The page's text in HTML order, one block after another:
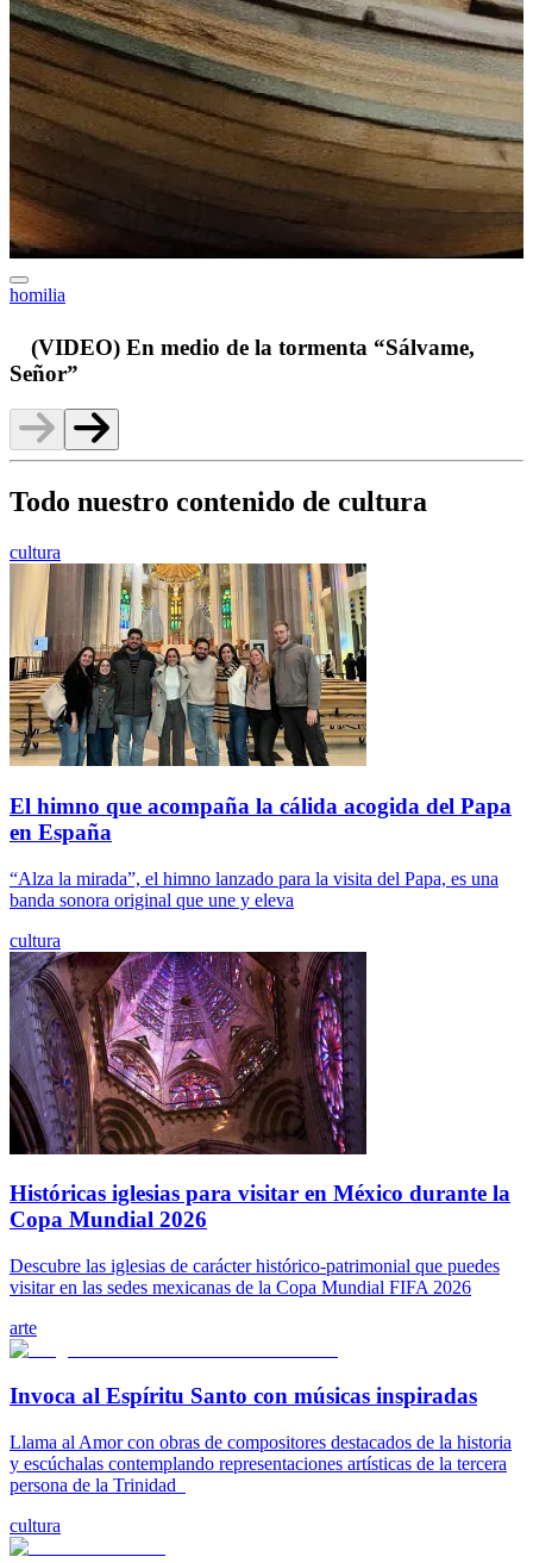
homilia
(VIDEO) En medio de la tormenta “Sálvame,
Señor”
Todo nuestro contenido de cultura
cultura
El himno que acompaña la cálida acogida del Papa
en España
“Alza la mirada”, el himno lanzado para la visita del Papa, es una
banda sonora original que une y eleva
cultura
Históricas iglesias para visitar en México durante la
Copa Mundial 2026
Descubre las iglesias de carácter histórico-patrimonial que puedes
visitar en las sedes mexicanas de la Copa Mundial FIFA 2026
arte
Invoca al Espíritu Santo con músicas inspiradas
Llama al Amor con obras de compositores destacados de la historia
y escúchalas contemplando representaciones artísticas de la tercera
persona de la Trinidad
cultura